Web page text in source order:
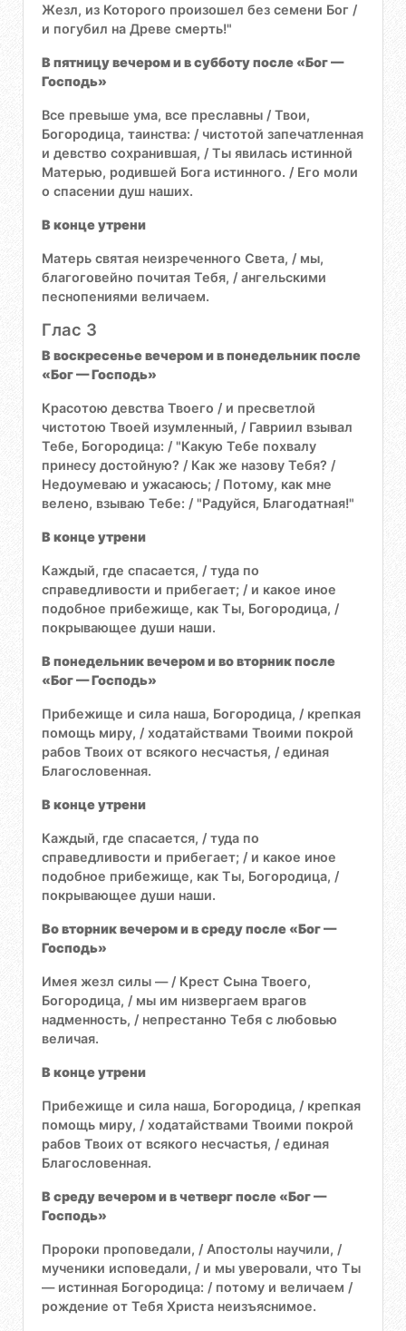
Жезл, из Которого произошел без семени Бог /
и погубил на Древе смерть!"
В пятницу вечером и в субботу после «Бог —
Господь»
Все превыше ума, все преславны / Твои,
Богородица, таинства: / чистотой запечатленная
и девство сохранившая, / Ты явилась истинной
Матерью, родившей Бога истинного. / Его моли
о спасении душ наших.
В конце утрени
Матерь святая неизреченного Света, / мы,
благоговейно почитая Тебя, / ангельскими
песнопениями величаем.
Глас 3
В воскресенье вечером и в понедельник после
«Бог — Господь»
Красотою девства Твоего / и пресветлой
чистотою Твоей изумленный, / Гавриил взывал
Тебе, Богородица: / "Какую Тебе похвалу
принесу достойную? / Как же назову Тебя? /
Недоумеваю и ужасаюсь; / Потому, как мне
велено, взываю Тебе: / "Радуйся, Благодатная!"
В конце утрени
Каждый, где спасается, / туда по
справедливости и прибегает; / и какое иное
подобное прибежище, как Ты, Богородица, /
покрывающее души наши.
В понедельник вечером и во вторник после
«Бог — Господь»
Прибежище и сила наша, Богородица, / крепкая
помощь миру, / ходатайствами Твоими покрой
рабов Твоих от всякого несчастья, / единая
Благословенная.
В конце утрени
Каждый, где спасается, / туда по
справедливости и прибегает; / и какое иное
подобное прибежище, как Ты, Богородица, /
покрывающее души наши.
Во вторник вечером и в среду после «Бог —
Господь»
Имея жезл силы — / Крест Сына Твоего,
Богородица, / мы им низвергаем врагов
надменность, / непрестанно Тебя с любовью
величая.
В конце утрени
Прибежище и сила наша, Богородица, / крепкая
помощь миру, / ходатайствами Твоими покрой
рабов Твоих от всякого несчастья, / единая
Благословенная.
В среду вечером и в четверг после «Бог —
Господь»
Пророки проповедали, / Апостолы научили, /
мученики исповедали, / и мы уверовали, что Ты
— истинная Богородица: / потому и величаем /
рождение от Тебя Христа неизъяснимое.